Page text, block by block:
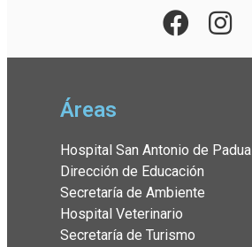
Áreas
Hospital San Antonio de Padua
Dirección de Educación
Secretaría de Ambiente
Hospital Veterinario
Secretaría de Turismo